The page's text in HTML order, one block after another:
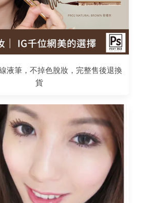
液筆，不掉色脫妝，完整售後退換
貨